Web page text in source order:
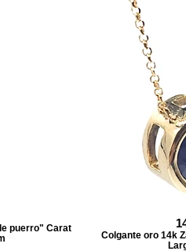
puerro" Carat
Colgante oro 14k